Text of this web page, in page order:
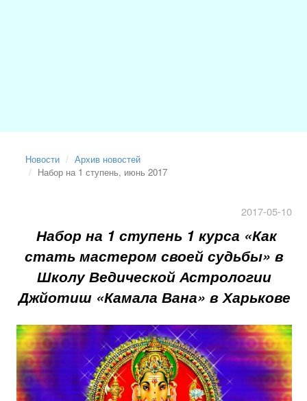
Новости
Архив новостей
Набор на 1 ступень, июнь 2017
2017-05-10
Набор на 1 ступень 1 курса «Как
стать мастером своей судьбы» в
Школу Ведической Астрологии
Джйотиш «Камала Вана» в Харькове